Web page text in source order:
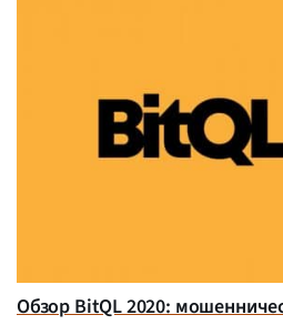
Обзор BitQL 2020: